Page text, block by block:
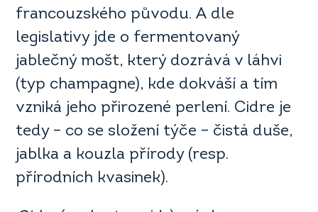
francouzského původu. A dle
legislativy jde o fermentovaný
jablečný mošt, který dozrává v láhvi
(typ champagne), kde dokváší a tím
vzniká jeho přirozené perlení. Cidre je
tedy – co se složení týče – čistá duše,
jablka a kouzla přírody (resp.
přírodních kvasinek).